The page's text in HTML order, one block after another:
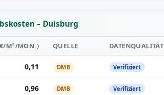
– Duisburg
M²/MON.) QUELLE DATENQUALITÄT
0,11 DMB Verifiziert
0,96 DMB Verifiziert